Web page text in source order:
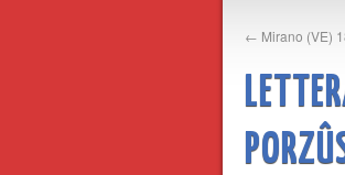
← Mirano (VE)